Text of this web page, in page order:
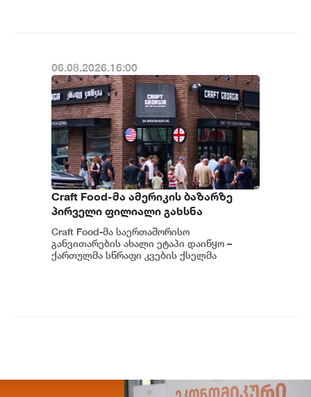
06.08.2026.16:00
Craft Food-მა ამერიკის ბაზარზე
პირველი ფილიალი გახსნა
Craft Food-მა საერთაშორისო
განვითარების ახალი ეტაპი დაიწყო –
ქართულმა სწრაფი კვების ქსელმა